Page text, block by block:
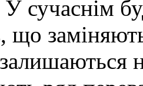
сучаснім
що